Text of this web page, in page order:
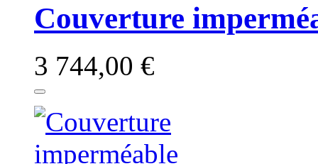
Couverture
3 744,00 €